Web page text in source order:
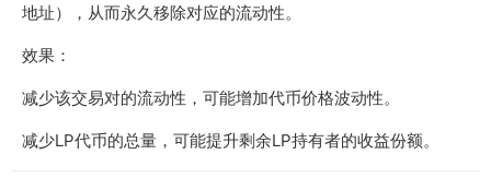
地址），从而永久移除对应的流动性。
效果：
减少该交易对的流动性，可能增加代币价格波动性。
减少LP代币的总量，可能提升剩余LP持有者的收益份额。